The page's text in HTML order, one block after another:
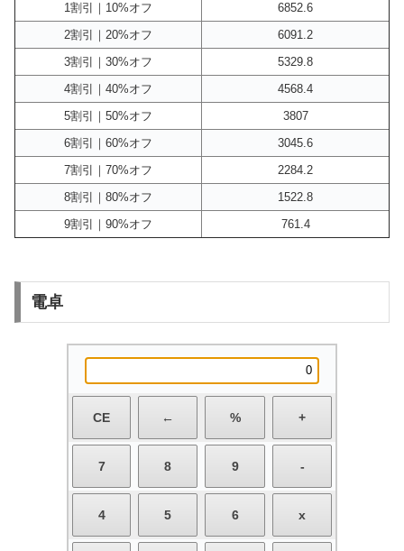
1割引｜10%オフ
6852.6
2割引｜20%オフ
6091.2
3割引｜30%オフ
5329.8
4割引｜40%オフ
4568.4
5割引｜50%オフ
3807
6割引｜60%オフ
3045.6
7割引｜70%オフ
2284.2
8割引｜80%オフ
1522.8
9割引｜90%オフ
761.4
電卓